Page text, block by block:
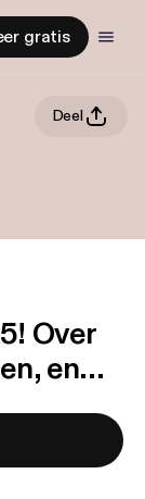
gratis
Deel
Over
en...